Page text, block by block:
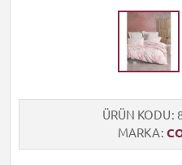
ÜRÜN KODU
MARKA